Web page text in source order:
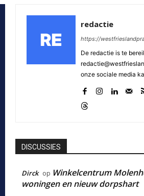
redactie
https://
De redactie is te
onze sociale media
DISCUSSIES
Dirck op Winkelcentrum
woningen en nieuw dorpshart